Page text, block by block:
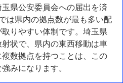
県公安委員会への届出を済
は県内の拠点数が最も多い配
りやすい体制です。埼玉県
状で、県内の東西移動は車
数拠点を持つことは、この
みになります。